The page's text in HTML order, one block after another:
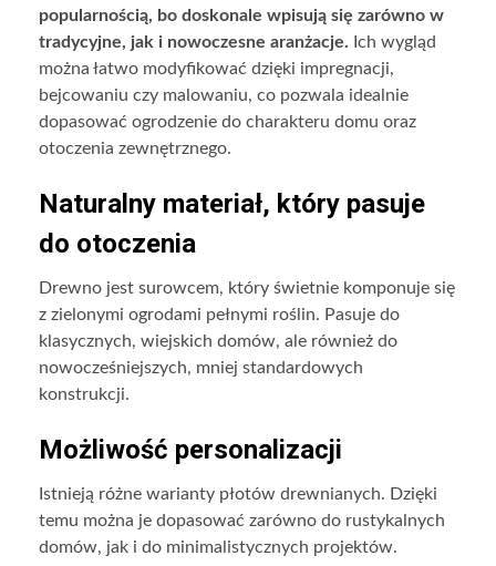
popularnością, bo doskonale wpisują się zarówno w
tradycyjne, jak i nowoczesne aranżacje. Ich wygląd
można łatwo modyfikować dzięki impregnacji,
bejcowaniu czy malowaniu, co pozwala idealnie
dopasować ogrodzenie do charakteru domu oraz
otoczenia zewnętrznego.
Naturalny materiał, który pasuje
do otoczenia
Drewno jest surowcem, który świetnie komponuje się
z zielonymi ogrodami pełnymi roślin. Pasuje do
klasycznych, wiejskich domów, ale również do
nowocześniejszych, mniej standardowych
konstrukcji.
Możliwość personalizacji
Istnieją różne warianty płotów drewnianych. Dzięki
temu można je dopasować zarówno do rustykalnych
domów, jak i do minimalistycznych projektów.